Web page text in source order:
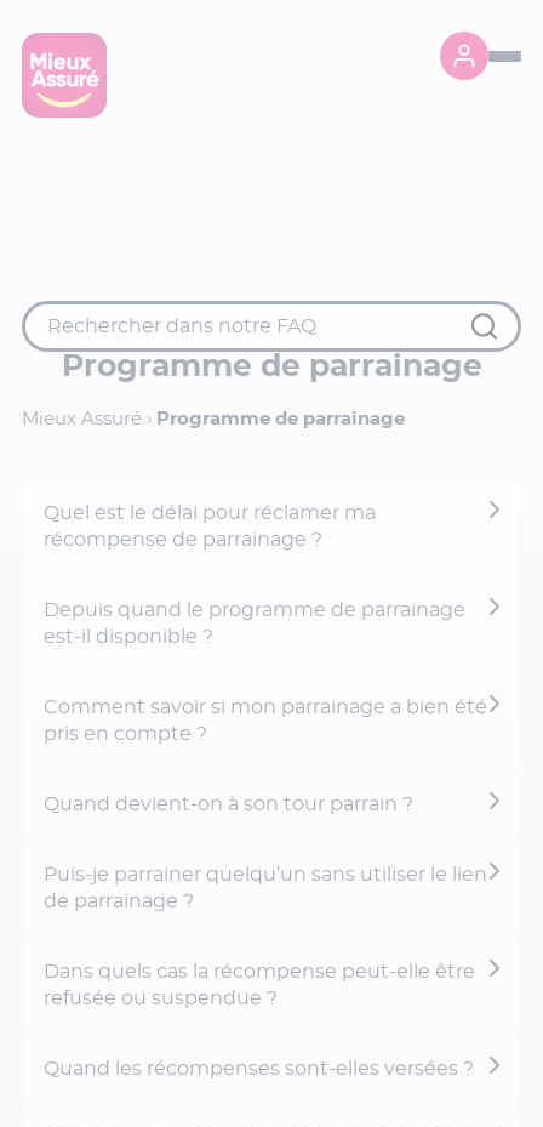
Programme de parrainage
Mieux Assuré › Programme de parrainage
Quel est le délai pour réclamer ma
récompense de parrainage ?
Depuis quand le programme de parrainage
est-il disponible ?
Comment savoir si mon parrainage a bien été
pris en compte ?
Quand devient-on à son tour parrain ?
Puis-je parrainer quelqu’un sans utiliser le lien
de parrainage ?
Dans quels cas la récompense peut-elle être
refusée ou suspendue ?
Quand les récompenses sont-elles versées ?